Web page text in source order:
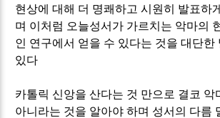
현상에 대해 더 명쾌하고 시원히 발표하
며 이처럼 오늘성서가 가르치는 악마의
인 연구에서 얻을 수 있다는 것을 대단한
있다
카톨릭 신앙을 산다는 것 만으로 결코 악
아니라는 것을 알아야 하며 성서의 다름